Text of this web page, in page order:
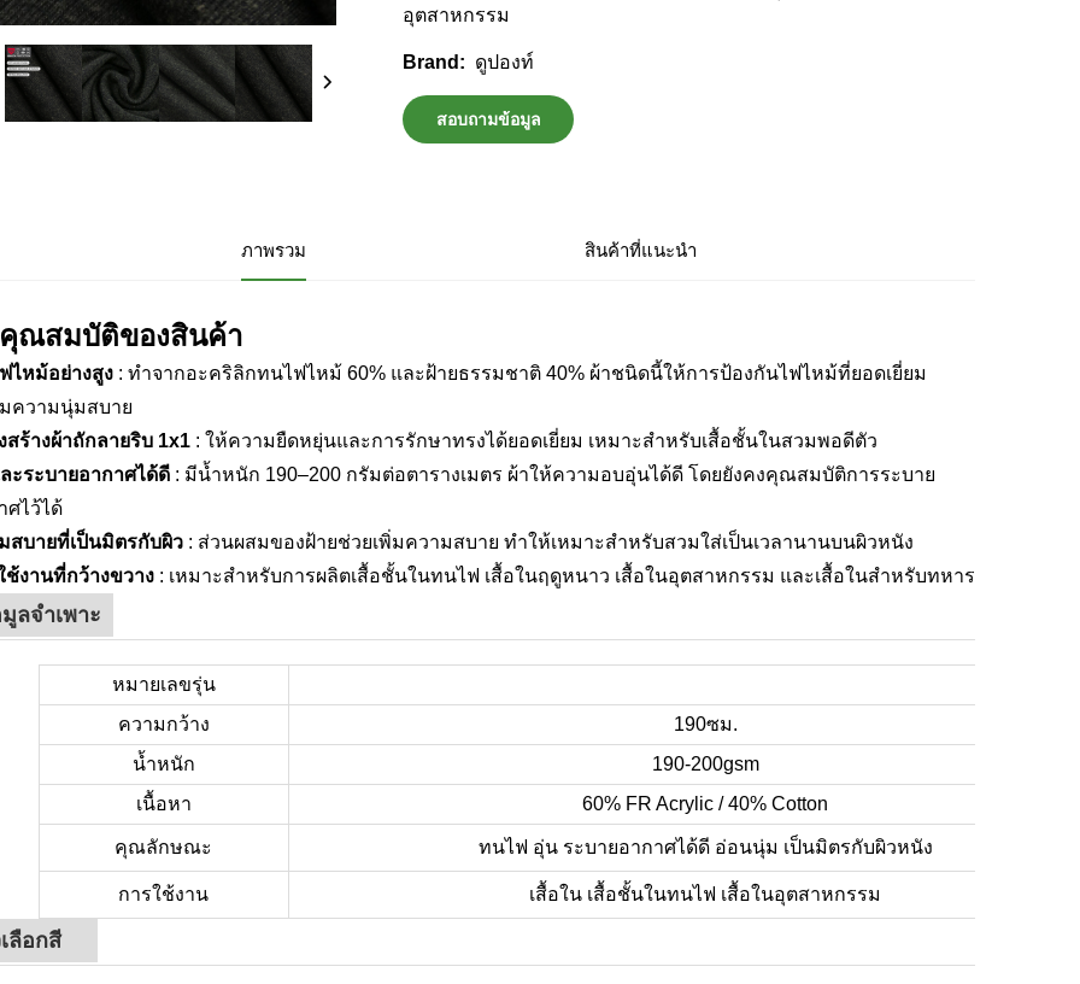
อุตสาหกรรม
Brand: ดูปองท์
สอบถามข้อมูล
ภาพรวม สินค้าที่แนะนำ
คุณสมบัติของสินค้า
ไหม้อย่างสูง : ทำจากอะคริลิกทนไฟไหม้ 60% และฝ้ายธรรมชาติ 40% ผ้าชนิดนี้ให้การป้องกันไฟไหม้ที่ยอดเยี่ยม
ความนุ่มสบาย
สร้างผ้าถักลายริบ 1x1 : ให้ความยืดหยุ่นและการรักษาทรงได้ยอดเยี่ยม เหมาะสำหรับเสื้อชั้นในสวมพอดีตัว
ะระบายอากาศได้ดี : มีน้ำหนัก 190–200 กรัมต่อตารางเมตร ผ้าให้ความอบอุ่นได้ดี โดยยังคงคุณสมบัติการระบาย
ศไว้ได้
สบายที่เป็นมิตรกับผิว : ส่วนผสมของฝ้ายช่วยเพิ่มความสบาย ทำให้เหมาะสำหรับสวมใส่เป็นเวลานานบนผิวหนัง
ช้งานที่กว้างขวาง : เหมาะสำหรับการผลิตเสื้อชั้นในทนไฟ เสื้อในฤดูหนาว เสื้อในอุตสาหกรรม และเสื้อในสำหรับทหาร
ลจำเพาะ
หมายเลขรุ่น
ความกว้าง
190ซม.
น้ำหนัก
190-200gsm
เนื้อหา
60% FR Acrylic / 40% Cotton
คุณลักษณะ ทนไฟ อุ่น ระบายอากาศได้ดี อ่อนนุ่ม เป็นมิตรกับผิวหนัง
การใช้งาน เสื้อใน เสื้อชั้นในทนไฟ เสื้อในอุตสาหกรรม
ลือกสี